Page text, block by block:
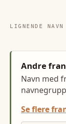
LIGNENDE NAVN
Andre
Navn med
Se flere